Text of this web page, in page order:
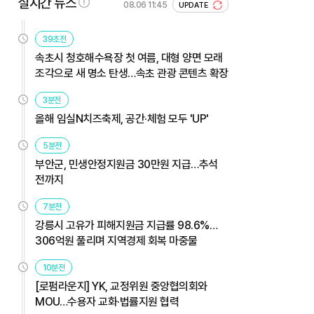
08.06 11:45 UPDATE
39초전
속초시 청호해수욕장 첫 여름, 대형 양면 모래
조각으로 새 명소 탄생…속초 관광 콘텐츠 확장
3분전
올해 임실N치즈축제, 공간·체험 모두 'UP'
5분전
부안군, 민생안정지원금 30만원 지급…추석
전까지
7분전
강릉시 고유가 피해지원금 지급률 98.6%…
306억원 풀리며 지역경제 회복 마중물
10분전
[로펌라운지] YK, 교정위원 중앙협의회와
MOU…수용자 교화·법률지원 협력